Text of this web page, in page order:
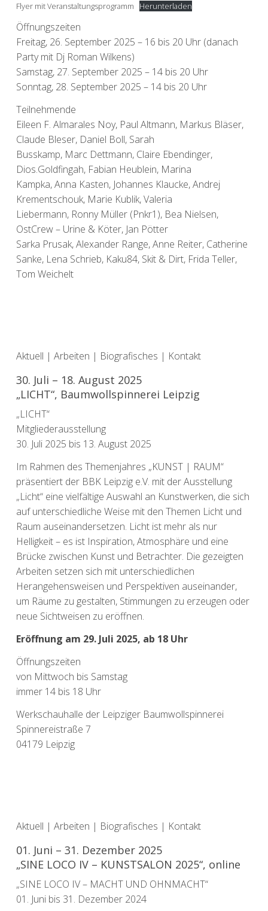
Flyer mit Veranstaltungsprogramm Herunterladen
Öffnungszeiten
Freitag, 26. September 2025 – 16 bis 20 Uhr (danach
Party mit Dj Roman Wilkens)
Samstag, 27. September 2025 – 14 bis 20 Uhr
Sonntag, 28. September 2025 – 14 bis 20 Uhr
Teilnehmende
Eileen F. Almarales Noy, Paul Altmann, Markus Bläser,
Claude Bleser, Daniel Boll, Sarah
Busskamp, Marc Dettmann, Claire Ebendinger,
Dios.Goldfingah, Fabian Heublein, Marina
Kampka, Anna Kasten, Johannes Klaucke, Andrej
Krementschouk, Marie Kublik, Valeria
Liebermann, Ronny Müller (Pnkr1), Bea Nielsen,
OstCrew – Urine & Köter, Jan Pötter
Sarka Prusak, Alexander Range, Anne Reiter, Catherine
Sanke, Lena Schrieb, Kaku84, Skit & Dirt, Frida Teller,
Tom Weichelt
Aktuell | Arbeiten | Biografisches | Kontakt
30. Juli – 18. August 2025
„LICHT“, Baumwollspinnerei Leipzig
„LICHT“
Mitgliederausstellung
30. Juli 2025 bis 13. August 2025
Im Rahmen des Themenjahres „KUNST | RAUM“
präsentiert der BBK Leipzig e.V. mit der Ausstellung
„Licht“ eine vielfältige Auswahl an Kunstwerken, die sich
auf unterschiedliche Weise mit den Themen Licht und
Raum auseinandersetzen. Licht ist mehr als nur
Helligkeit – es ist Inspiration, Atmosphäre und eine
Brücke zwischen Kunst und Betrachter. Die gezeigten
Arbeiten setzen sich mit unterschiedlichen
Herangehensweisen und Perspektiven auseinander,
um Räume zu gestalten, Stimmungen zu erzeugen oder
neue Sichtweisen zu eröffnen.
Eröffnung am 29. Juli 2025, ab 18 Uhr
Öffnungszeiten
von Mittwoch bis Samstag
immer 14 bis 18 Uhr
Werkschauhalle der Leipziger Baumwollspinnerei
Spinnereistraße 7
04179 Leipzig
Aktuell | Arbeiten | Biografisches | Kontakt
01. Juni – 31. Dezember 2025
„SINE LOCO IV – KUNSTSALON 2025“, online
„SINE LOCO IV – MACHT UND OHNMACHT“
01. Juni bis 31. Dezember 2024